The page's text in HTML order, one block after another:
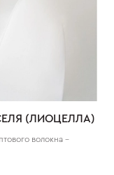
(ЛИОЦЕЛЛА)
волокна –